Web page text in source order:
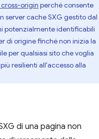
origin perché consente
server cache SXG gestito dal
potenzialmente identificabili
di origine finché non inizia la
per qualsiasi sito che voglia
resilienti all'accesso alla
di una pagina non